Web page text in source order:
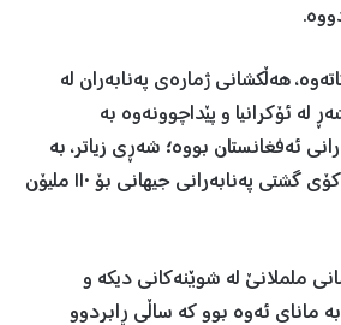
هەڵکشانی ژمارەی پەنابەران لە
لە ئۆکرانیا و پێداچوونەوە بە
ئەفغانستان بووە؛ شەڕی زیاتر، بە
تایبەت لە سودان، ئێستا کۆی گشتی پەنابەرانی جیهانی بۆ ١١٠ ملیۆن
ململانێ لە شوێنەکانی دیکە و
مانای ئەوە بوو کە ساڵی ڕابردوو